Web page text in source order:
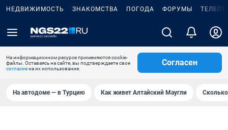
НЕДВИЖИМОСТЬ ЗНАКОМСТВА ПОГОДА ФОРУМЫ
На информационном ресурсе применяются cookie-
файлы. Оставаясь на сайте, вы подтверждаете свое
согласиена их использование.
Согласен
На автодоме — в Турцию Как живет Алтайский Маугли